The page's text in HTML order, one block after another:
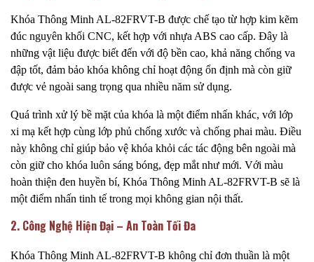
Khóa Thông Minh AL-82FRVT-B được chế tạo từ hợp kim kẽm
đúc nguyên khối CNC, kết hợp với nhựa ABS cao cấp. Đây là
những vật liệu được biết đến với độ bền cao, khả năng chống va
đập tốt, đảm bảo khóa không chỉ hoạt động ổn định mà còn giữ
được vẻ ngoài sang trọng qua nhiều năm sử dụng.
Quá trình xử lý bề mặt của khóa là một điểm nhấn khác, với lớp
xi mạ kết hợp cùng lớp phủ chống xước và chống phai màu. Điều
này không chỉ giúp bảo vệ khóa khỏi các tác động bên ngoài mà
còn giữ cho khóa luôn sáng bóng, đẹp mắt như mới. Với màu
hoàn thiện đen huyền bí, Khóa Thông Minh AL-82FRVT-B sẽ là
một điểm nhấn tinh tế trong mọi không gian nội thất.
2. Công Nghệ Hiện Đại – An Toàn Tối Đa
Khóa Thông Minh AL-82FRVT-B không chỉ đơn thuần là một